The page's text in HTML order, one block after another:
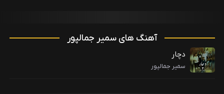
آهنگ های سمیر جمالپور
دچار
سمیر جمالپور